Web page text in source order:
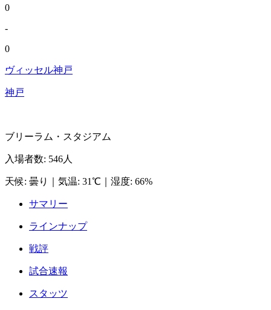
0
-
0
ヴィッセル神戸
神戸
ブリーラム・スタジアム
入場者数: 546人
天候: 曇り 気温: 31℃ 湿度: 66%
サマリー
ラインナップ
戦評
試合速報
スタッツ